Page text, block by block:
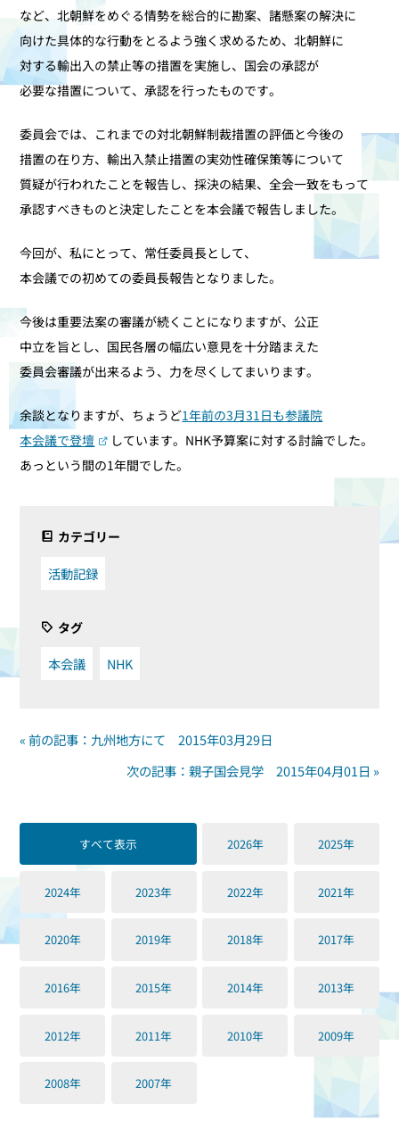
など、北朝鮮をめぐる情勢を総合的に勘案、諸懸案の解決に
向けた具体的な行動をとるよう強く求めるため、北朝鮮に
対する輸出入の禁止等の措置を実施し、国会の承認が
必要な措置について、承認を行ったものです。
委員会では、これまでの対北朝鮮制裁措置の評価と今後の
措置の在り方、輸出入禁止措置の実効性確保策等について
質疑が行われたことを報告し、採決の結果、全会一致をもって
承認すべきものと決定したことを本会議で報告しました。
今回が、私にとって、常任委員長として、
本会議での初めての委員長報告となりました。
今後は重要法案の審議が続くことになりますが、公正
中立を旨とし、国民各層の幅広い意見を十分踏まえた
委員会審議が出来るよう、力を尽くしてまいります。
余談となりますが、ちょうど1年前の3月31日も参議院
本会議で登壇
しています。NHK予算案に対する討論でした。
あっという間の1年間でした。
カテゴリー
活動記録
タグ
本会議 NHK
« 前の記事：九州地方にて 2015年03月29日
次の記事：親子国会見学 2015年04月01日 »
すべて表示 2026年 2025年
2024年 2023年 2022年 2021年
2020年 2019年 2018年 2017年
2016年 2015年 2014年 2013年
2012年 2011年 2010年 2009年
2008年 2007年